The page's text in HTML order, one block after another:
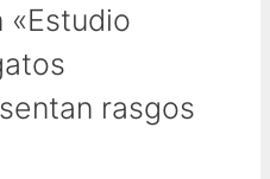
«Estudio
rasgos